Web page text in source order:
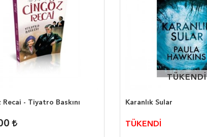
Recai - Tiyatro Baskını
TÜKENDİ
TÜKENDİ
Karanlık Sular
TÜKENDİ